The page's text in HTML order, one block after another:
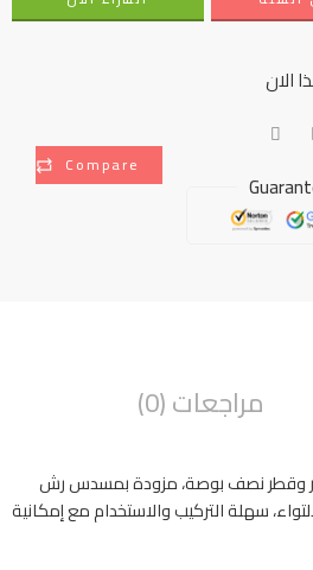
الان
Compare
مراجعات (0)
خرطوم مياه بطول 30 متر وقطر نصف بوصة، مزودة بمسدس رش
سهلة التركيب والاستخدام مع إمكانية